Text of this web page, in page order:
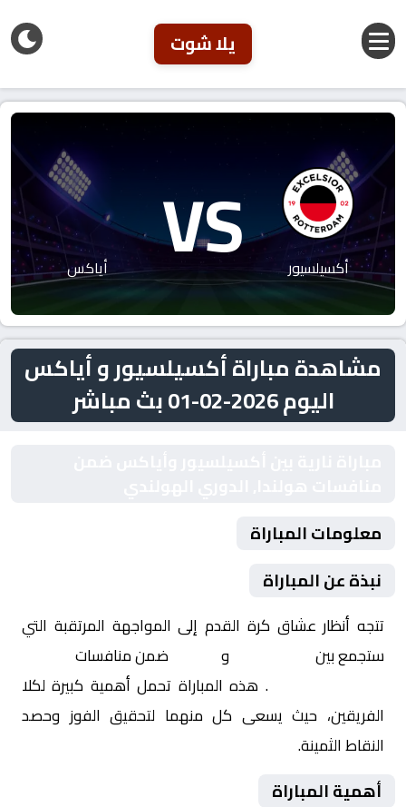
يلا شوت
أكسيلسيور VS أياكس
مشاهدة مباراة أكسيلسيور و أياكس
اليوم 2026-02-01 بث مباشر
معلومات المباراة
نبذة عن المباراة
تتجه أنظار عشاق كرة القدم إلى المواجهة المرتقبة التي
ستجمع بين
و ضمن منافسات
. هذه المباراة تحمل أهمية كبيرة لكلا
الفريقين، حيث يسعى كل منهما لتحقيق الفوز وحصد
النقاط الثمينة.
أهمية المباراة